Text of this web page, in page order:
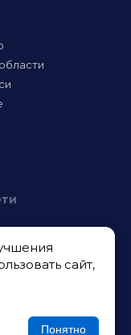
сайт,
Понятно